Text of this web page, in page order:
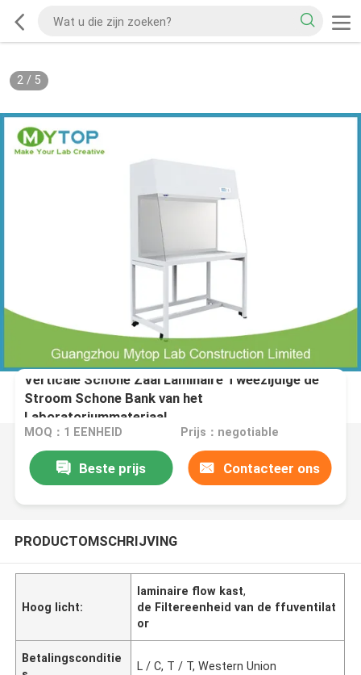
2/ 5
Verticale Schone Zaal Laminaire Tweezijdige de
Stroom Schone Bank van het
Laboratoriummateriaal
MOQ：1 EENHEID Prijs：negotiable
Beste prijs Contacteer ons
PRODUCTOMSCHRIJVING
Hoog licht:
laminaire flow kast,
de Filtereenheid van de ffuventilat
or
Betalingsconditie
L / C, T / T, Western Union